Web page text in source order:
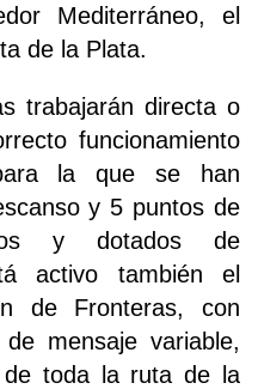
Mediterráneo, el
de la Plata.
trabajarán directa o
funcionamiento
la que se han
y 5 puntos de
y dotados de
activo también el
de Fronteras, con
mensaje variable,
de toda la ruta de la